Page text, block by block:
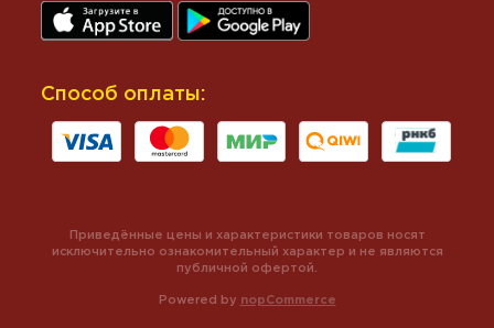
Способ оплаты:
Powered by nopCommerce
Приведённые цены и характеристики товаров носят
исключительно ознакомительный характер и не являются
публичной офертой.